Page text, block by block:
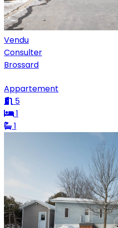
Vendu
Consulter
Brossard
Appartement
5
1
1